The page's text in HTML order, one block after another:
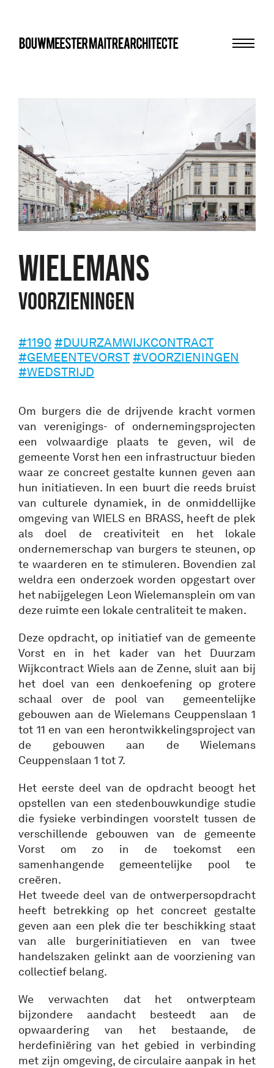
bma
WIELEMANS
Voorzieningen
#1190 #DUURZAMWIJKCONTRACT
#GEMEENTEVORST #VOORZIENINGEN
#WEDSTRIJD
Om burgers die de drijvende kracht vormen
van verenigings- of ondernemingsprojecten
een volwaardige plaats te geven, wil de
gemeente Vorst hen een infrastructuur bieden
waar ze concreet gestalte kunnen geven aan
hun initiatieven. In een buurt die reeds bruist
van culturele dynamiek, in de onmiddellijke
omgeving van WIELS en BRASS, heeft de plek
als doel de creativiteit en het lokale
ondernemerschap van burgers te steunen, op
te waarderen en te stimuleren. Bovendien zal
weldra een onderzoek worden opgestart over
het nabijgelegen Leon Wielemansplein om van
deze ruimte een lokale centraliteit te maken.
Deze opdracht, op initiatief van de gemeente
Vorst en in het kader van het Duurzam
Wijkcontract Wiels aan de Zenne, sluit aan bij
het doel van een denkoefening op grotere
schaal over de pool van gemeentelijke
gebouwen aan de Wielemans Ceuppenslaan 1
tot 11 en van een herontwikkelingsproject van
de gebouwen aan de Wielemans
Ceuppenslaan 1 tot 7.
Het eerste deel van de opdracht beoogt het
opstellen van een stedenbouwkundige studie
die fysieke verbindingen voorstelt tussen de
verschillende gebouwen van de gemeente
Vorst om zo in de toekomst een
samenhangende gemeentelijke pool te
creëren.
Het tweede deel van de ontwerpersopdracht
heeft betrekking op het concreet gestalte
geven aan een plek die ter beschikking staat
van alle burgerinitiatieven en van twee
handelszaken gelinkt aan de voorziening van
collectief belang.
We verwachten dat het ontwerpteam
bijzondere aandacht besteedt aan de
opwaardering van het bestaande, de
herdefiniëring van het gebied in verbinding
met zijn omgeving, de circulaire aanpak in het